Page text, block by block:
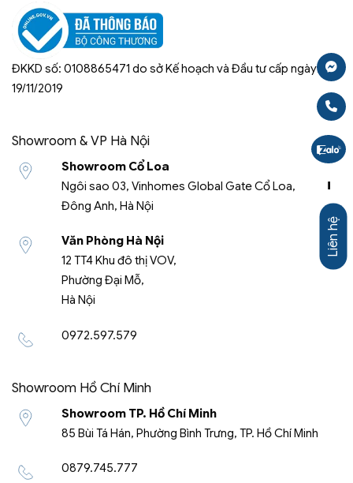
Liên hệ
ĐKKD số: 0108865471 do sở Kế hoạch và Đầu tư cấp ngày:
19/11/2019
Showroom & VP Hà Nội
Showroom Cổ Loa
Ngôi sao 03, Vinhomes Global Gate Cổ Loa,
Đông Anh, Hà Nội
Văn Phòng Hà Nội
12 TT4 Khu đô thị VOV,
Phường Đại Mỗ,
Hà Nội
0972.597.579
Showroom Hồ Chí Minh
Showroom TP. Hồ Chí Minh
85 Bùi Tá Hán, Phường Bình Trưng, TP. Hồ Chí Minh
0879.745.777